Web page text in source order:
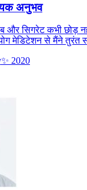
अनुभव
और सिगरेट कभी छोड़
मेडिटेशन से मैंने तुरंत
✨ 2020